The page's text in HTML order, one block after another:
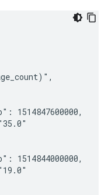
1514847600000,
1514844000000,